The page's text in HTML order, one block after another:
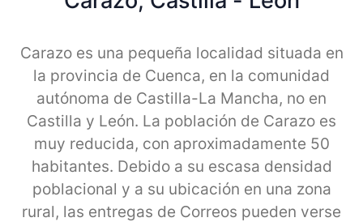
Carazo es una pequeña localidad situada en
la provincia de Cuenca, en la comunidad
autónoma de Castilla-La Mancha, no en
Castilla y León. La población de Carazo es
muy reducida, con aproximadamente 50
habitantes. Debido a su escasa densidad
poblacional y a su ubicación en una zona
rural, las entregas de Correos pueden verse